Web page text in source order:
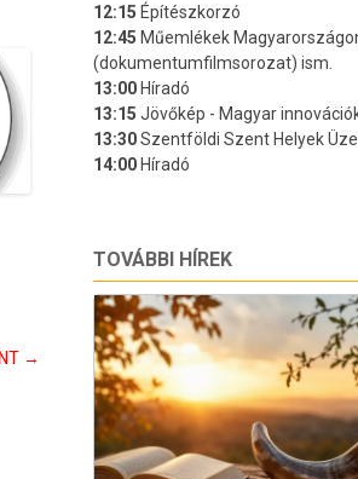
→
TOVÁBBI HÍREK